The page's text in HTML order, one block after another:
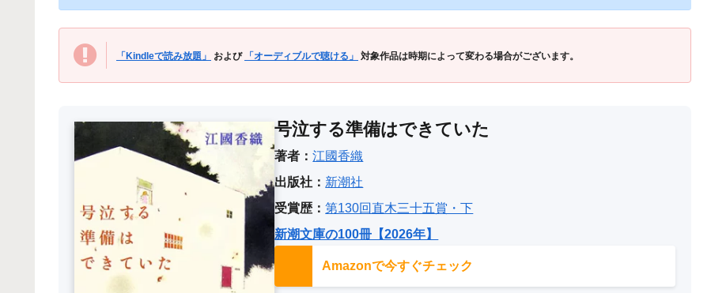
「Kindleで読み放題」 および 「オーディブルで聴ける」 対象作品は時期によって変わる場合がございます。
号泣する準備はできていた
著者：江國香織
出版社： 新潮社
受賞歴：第130回直木三十五賞・下
新潮文庫の100冊【2026年】
Amazonで今すぐチェック